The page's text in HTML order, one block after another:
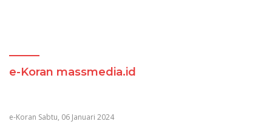
e-Koran massmedia.id
e-Koran Sabtu, 06 Januari 2024